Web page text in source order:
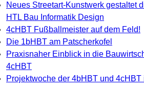
Neues Streetart-Kunstwerk gestaltet
HTL Bau Informatik Design
4cHBT Fußballmeister auf dem Feld!
Die 1bHBT am Patscherkofel
Praxisnaher Einblick in die
4cHBT
Projektwoche der 4bHBT und 4cHBT